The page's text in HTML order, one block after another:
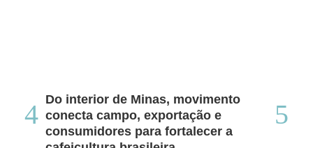
Do interior de Minas, movimento
conecta campo, exportação e
consumidores para fortalecer a